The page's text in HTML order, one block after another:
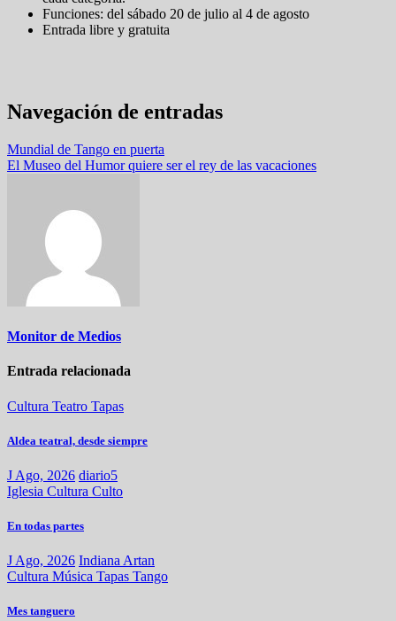
Funciones: del sábado 20 de julio al 4 de agosto
Entrada libre y gratuita
Navegación de entradas
Mundial de Tango en puerta
El Museo del Humor quiere ser el rey de las vacaciones
Monitor de Medios
Entrada relacionada
Cultura Teatro Tapas
Aldea teatral, desde siempre
J Ago, 2026 diario5
Iglesia Cultura Culto
En todas partes
J Ago, 2026 Indiana Artan
Cultura Música Tapas Tango
Mes tanguero